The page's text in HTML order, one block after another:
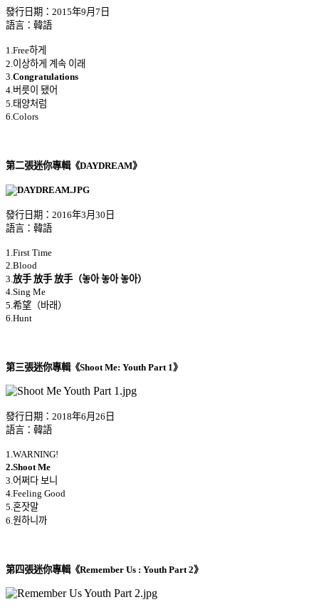
發行日期：2015年9月7日
語言：韓語
1.Free하게
2.이상하게 계속 이래
3. Congratulations
4.버릇이 됐어
5.태양처럼
6.Colors
第二張迷你專輯《DAYDREAM》
發行日期：2016年3月30日
語言：韓語
1.First Time
2.Blood
3. 放手 放手 放手（놓아 놓아 놓아）
4.Sing Me
5.希望（바래）
6.Hunt
第三張迷你專輯《Shoot Me: Youth Part 1》
發行日期：2018年6月26日
語言：韓語
1.WARNING!
2.Shoot Me
3.어쩌다 보니
4.Feeling Good
5.혼잣말
6.원하니까
第四張迷你專輯《Remember Us : Youth Part 2》